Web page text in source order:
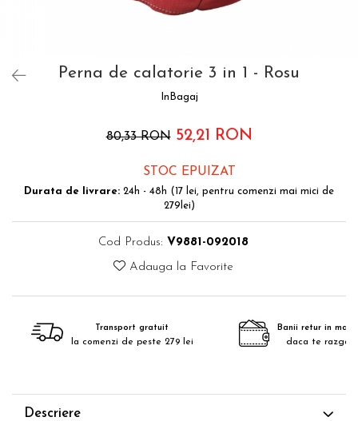
Borsete Perna de calatorie 3 in 1 - Rosu
InBagaj
80,33 RON 52,21 RON
STOC EPUIZAT
Durata de livrare: 24h - 48h (17 lei, pentru comenzi mai mici de
279lei)
Cod Produs: V9881-092018
Adauga la Favorite
Transport gratuit
la comenzi de peste 279 lei
Banii retur in
daca te
Descriere